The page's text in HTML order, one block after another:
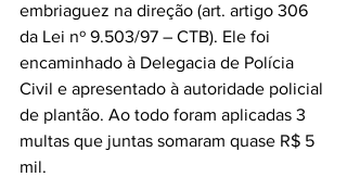
embriaguez na direção (art. artigo 306
da Lei nº 9.503/97 – CTB). Ele foi
encaminhado à Delegacia de Polícia
Civil e apresentado à autoridade policial
de plantão. Ao todo foram aplicadas 3
multas que juntas somaram quase R$ 5
mil.